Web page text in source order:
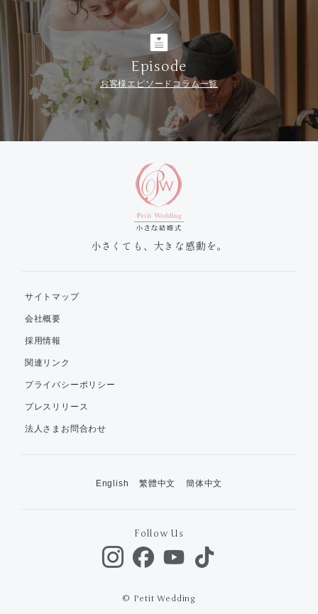
Episode
お客様エピソードコラム一覧
小さくても、大きな感動を。
サイトマップ
会社概要
採用情報
関連リンク
プライバシーポリシー
プレスリリース
法人さまお問合わせ
English 繁體中文 簡体中文
Follow Us
© Petit Wedding